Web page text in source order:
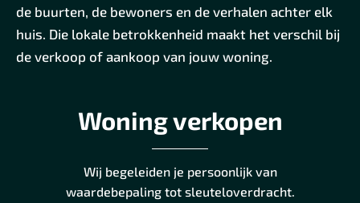
de buurten, de bewoners en de verhalen achter elk
huis. Die lokale betrokkenheid maakt het verschil bij
de verkoop of aankoop van jouw woning.
Woning verkopen
Wij begeleiden je persoonlijk van
waardebepaling tot sleuteloverdracht.